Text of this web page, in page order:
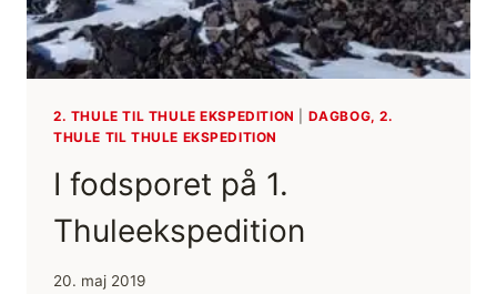
2. THULE TIL THULE EKSPEDITION
DAGBOG, 2.
THULE TIL THULE EKSPEDITION
I fodsporet på 1.
Thuleekspedition
20. maj 2019